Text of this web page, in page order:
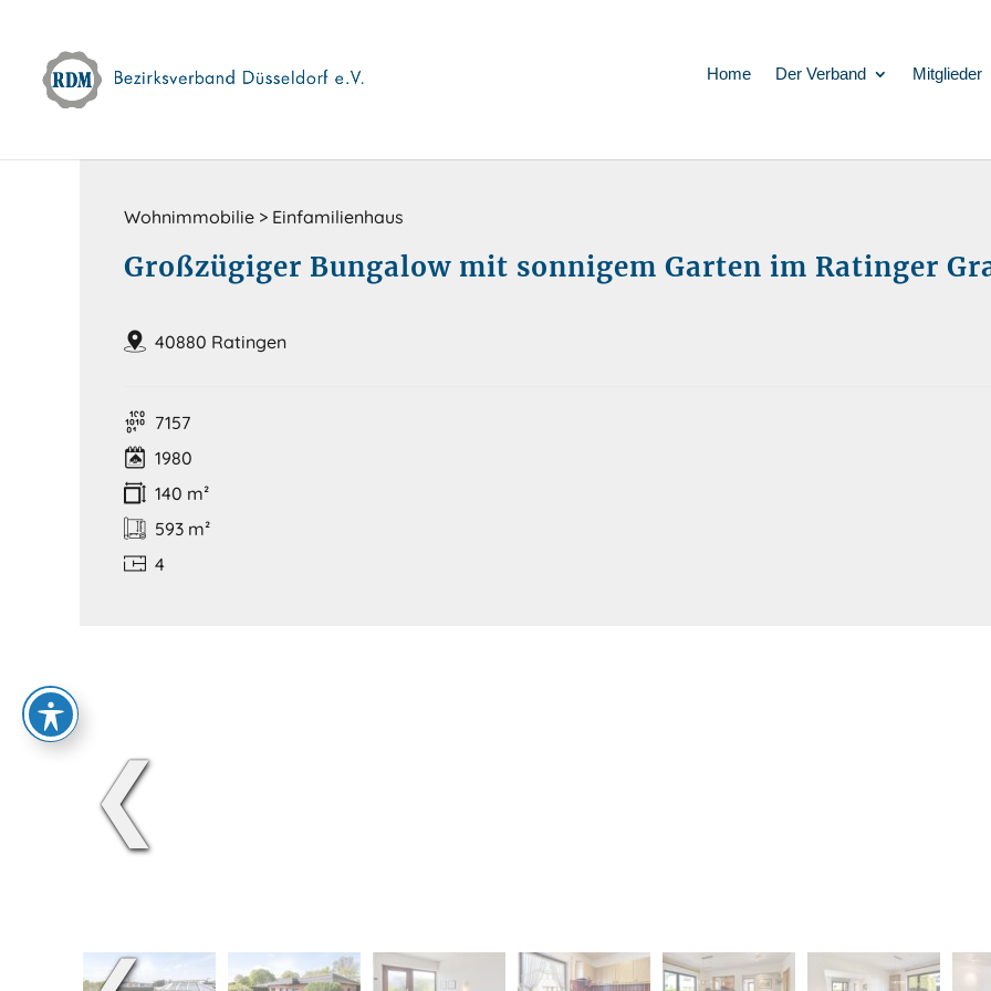
content
Home Der Verband Mitglieder
Wohnimmobilie > Einfamilienhaus
Großzügiger Bungalow mit sonnigem Garten im Ratinger
40880 Ratingen
7157
1980
140 m²
593 m²
4
❮